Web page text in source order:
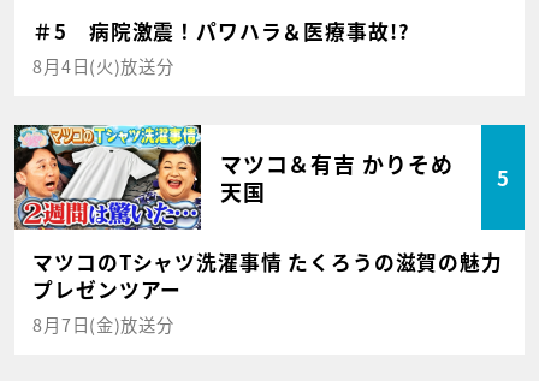
＃5 病院激震！パワハラ＆医療事故!?
8月4日(火)放送分
マツコ＆有吉 かりそめ
天国
5
マツコのTシャツ洗濯事情 たくろうの滋賀の魅力
プレゼンツアー
8月7日(金)放送分